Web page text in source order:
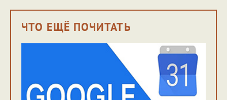
ЧТО ЕЩЁ ПОЧИТАТЬ